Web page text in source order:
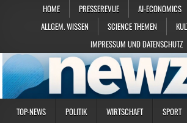
HOME PRESSEREVUE AI-ECONOMICS
ALLGEM. WISSEN
SCIENCE THEMEN
IMPRESSUM UND DATENSCHUTZ
TOP-NEWS POLITIK WIRTSCHAFT SPORT